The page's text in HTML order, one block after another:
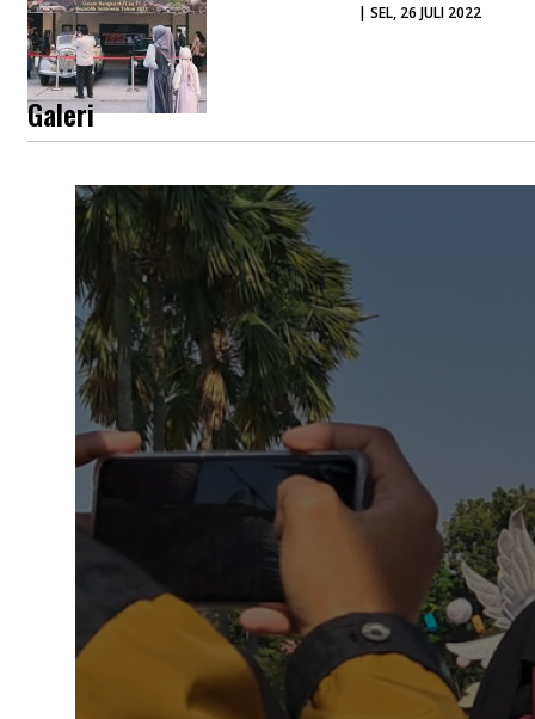
| SEL, 26 JULI 2022
Galeri